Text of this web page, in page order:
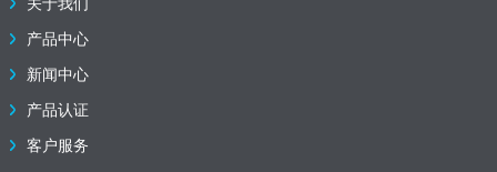
关于我们
产品中心
新闻中心
产品认证
客户服务